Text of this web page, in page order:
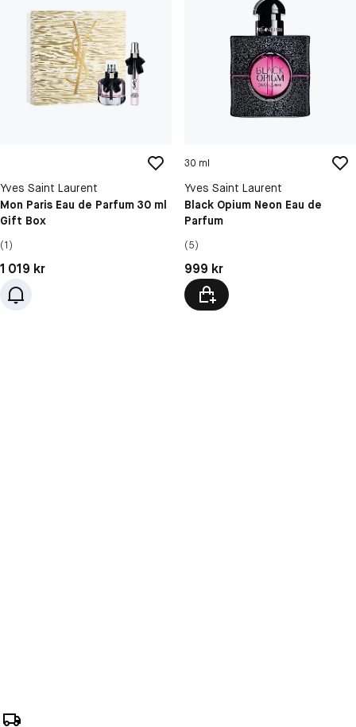
Yves Saint Laurent
Mon Paris Eau de Parfum 30 ml
Gift Box
(1)
Pris: 1 019 kr
1 019 kr
30 ml
Yves Saint Laurent
Black Opium Neon Eau de
Parfum
(5)
Pris: 999 kr
999 kr